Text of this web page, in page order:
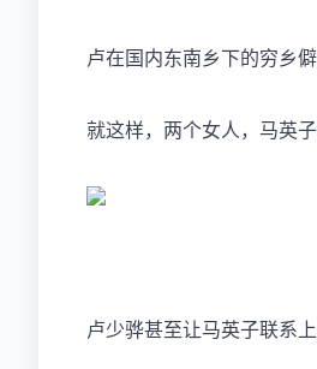
卢在国内东南乡下的穷乡
就这样，两个女人，马英
卢少骅甚至让马英子联系